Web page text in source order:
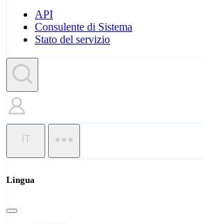
API
Consulente di Sistema
Stato del servizio
IT
Lingua